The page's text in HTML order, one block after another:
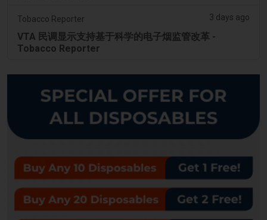
Tobacco Reporter 3 days ago
VTA 民调显示支持基于科学的电子烟监管改革 -
Tobacco Reporter